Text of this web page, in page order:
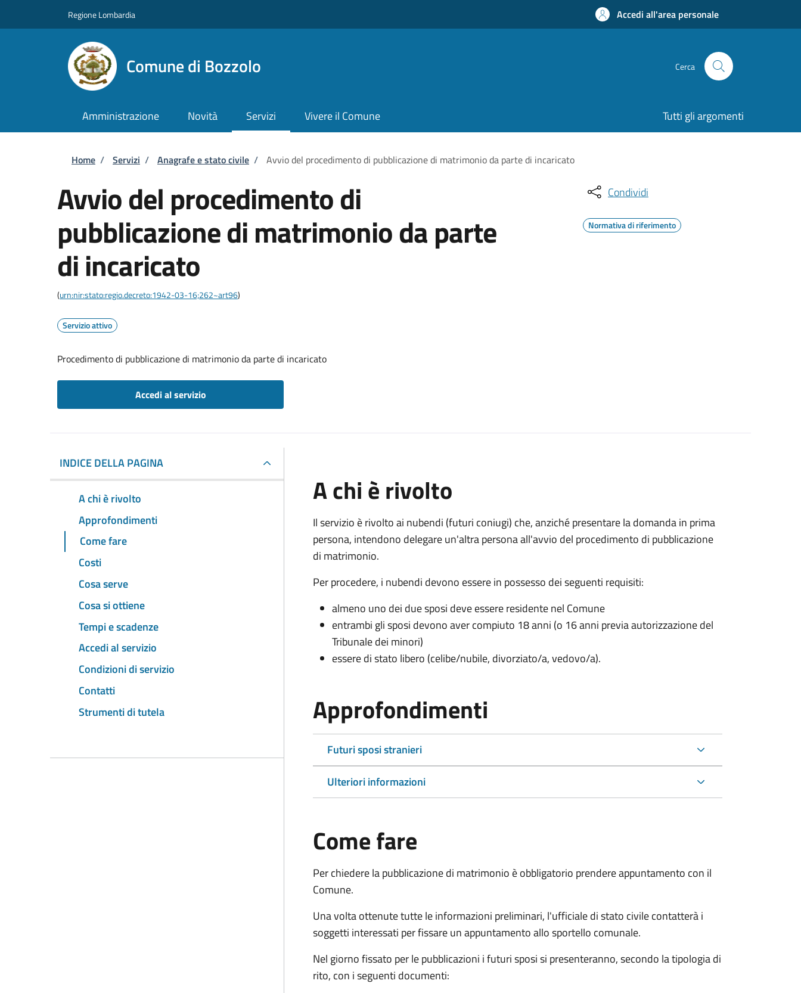
Regione Lombardia Accedi all'area personale
Comune di Bozzolo Cerca
Amministrazione Novità Servizi Vivere il Comune Tutti gli argomenti
Briciole di pane
Home / Servizi / Anagrafe e stato civile / Avvio del procedimento di pubblicazione di matrimonio da parte di incaricato
Avvio del procedimento di
pubblicazione di matrimonio da parte
di incaricato
(urn:nir:stato:regio.decreto:1942-03-16;262~art96)
Servizio attivo
Procedimento di pubblicazione di matrimonio da parte di incaricato
Accedi al servizio
Condividi
Normativa di riferimento
INDICE DELLA PAGINA
A chi è rivolto
Approfondimenti
Come fare
Costi
Cosa serve
Cosa si ottiene
Tempi e scadenze
Accedi al servizio
Condizioni di servizio
Contatti
Strumenti di tutela
A chi è rivolto
Il servizio è rivolto ai nubendi (futuri coniugi) che, anziché presentare la domanda in prima
persona, intendono delegare un'altra persona all'avvio del procedimento di pubblicazione
di matrimonio.
Per procedere, i nubendi devono essere in possesso dei seguenti requisiti:
almeno uno dei due sposi deve essere residente nel Comune
entrambi gli sposi devono aver compiuto 18 anni (o 16 anni previa autorizzazione del
Tribunale dei minori)
essere di stato libero (celibe/nubile, divorziato/a, vedovo/a).
Approfondimenti
Futuri sposi stranieri
Ulteriori informazioni
Come fare
Per chiedere la pubblicazione di matrimonio è obbligatorio prendere appuntamento con il
Comune.
Una volta ottenute tutte le informazioni preliminari, l'ufficiale di stato civile contatterà i
soggetti interessati per fissare un appuntamento allo sportello comunale.
Nel giorno fissato per le pubblicazioni i futuri sposi si presenteranno, secondo la tipologia di
rito, con i seguenti documenti: